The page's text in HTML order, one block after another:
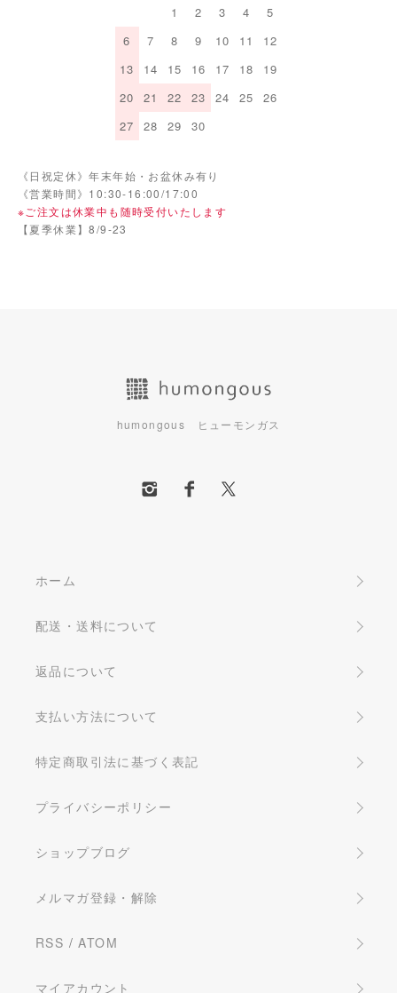
1
2 3 4
5
6
7 8 9 10 11
12
13
14 15 16 17 18
19
20
21 22 23 24 25
26
27
28 29 30
《日祝定休》年末年始・お盆休み有り
《営業時間》10:30-16:00/17:00
※ご注文は休業中も随時受付いたします
【夏季休業】8/9-23
humongous ヒューモンガス
ホーム
配送・送料について
返品について
支払い方法について
特定商取引法に基づく表記
プライバシーポリシー
ショップブログ
メルマガ登録・解除
RSS /ATOM
マイアカウント